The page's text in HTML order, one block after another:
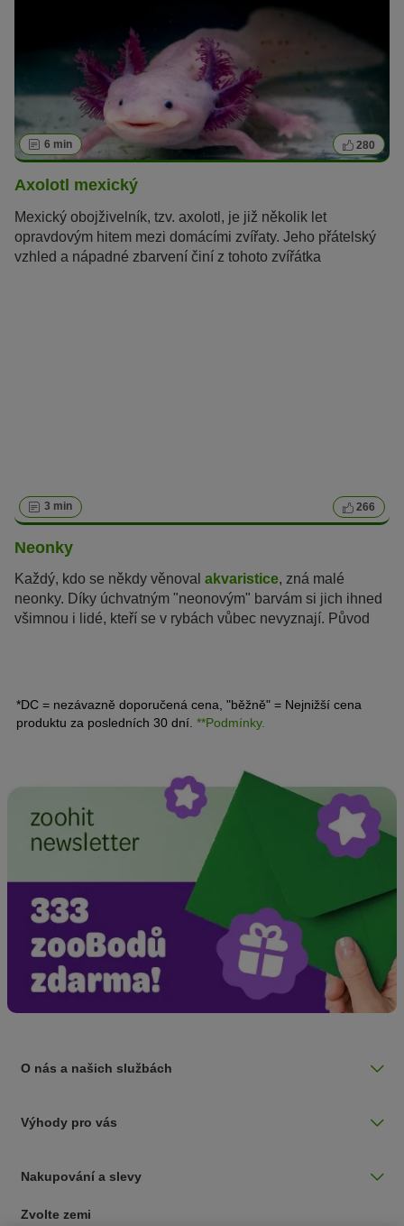
6 min 280
Axolotl mexický
Mexický obojživelník, tzv. axolotl, je již několik let
opravdovým hitem mezi domácími zvířaty. Jeho přátelský
vzhled a nápadné zbarvení činí z tohoto zvířátka
3 min 266
Neonky
Každý, kdo se někdy věnoval akvaristice, zná malé
neonky. Díky úchvatným "neonovým" barvám si jich ihned
všimnou i lidé, kteří se v rybách vůbec nevyznají. Původ
*DC = nezávazně doporučená cena, "běžně" = Nejnižší cena
produktu za posledních 30 dní. **Podmínky.
O nás a našich službách
Výhody pro vás
Nakupování a slevy
Zvolte zemi